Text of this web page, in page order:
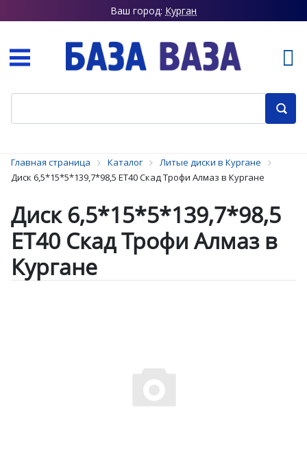
Ваш город: Курган
Главная страница Каталог
Литые диски в Кургане
Диск 6,5*15*5*139,7*98,5 ET40 Скад Трофи Алмаз в Кургане
Диск 6,5*15*5*139,7*98,5
ET40 Скад Трофи Алмаз в
Кургане